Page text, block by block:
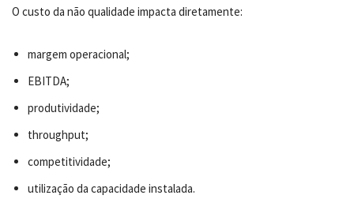
O custo da não qualidade impacta diretamente:
margem operacional;
EBITDA;
produtividade;
throughput;
competitividade;
utilização da capacidade instalada.